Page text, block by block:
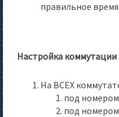
правильное время
Настройка коммутации
На ВСЕХ
под номером
под номером